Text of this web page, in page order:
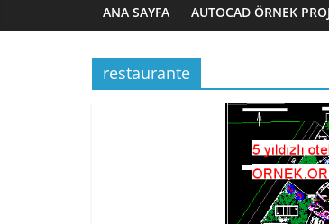
ANA SAYFA AUTOCAD ÖRNEK
restaurante